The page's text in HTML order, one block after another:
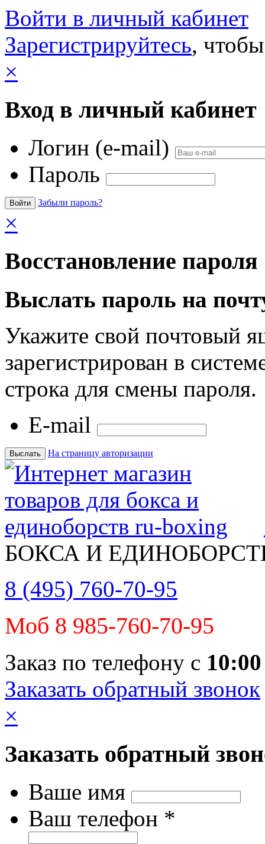
Войти в личный кабинет
Зарегистрируйтесь,
×
Вход в личный кабинет
Логин (e-mail)
Пароль
Забыли пароль?
×
Восстановление пароля
Выслать пароль на
Укажите свой почтовый
зарегистрирован в
строка для смены пароля.
E-mail
На страницу авторизации
БОКСА И
8 (495) 760-70-95
Моб 8 985-760-70-95
Заказ по телефону с 10:00
Заказать обратный звонок
×
Заказать обратный
Ваше имя
Ваш телефон *